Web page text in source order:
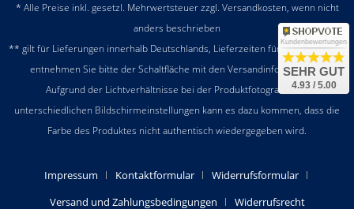
* Alle Preise inkl. gesetzl. Mehrwertsteuer zzgl. Versandkosten, wenn nicht
anders beschrieben
** gilt für Lieferungen innerhalb Deutschlands, Lieferzeiten für andere Länder
entnehmen Sie bitte der Schaltfläche mit den Versandinformationen
Aufgrund der Lichtverhältnisse bei der Produktfotografie und
unterschiedlichen Bildschirmeinstellungen kann es dazu kommen, dass die
Farbe des Produktes nicht authentisch wiedergegeben wird.
Impressum Kontaktformular
Widerrufsformular
Versand und Zahlungsbedingungen
Widerrufsrecht
Kundenbewertungen
SEHR GUT
4.93 / 5.00